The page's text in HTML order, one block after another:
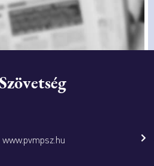
www.pvmpsz.hu